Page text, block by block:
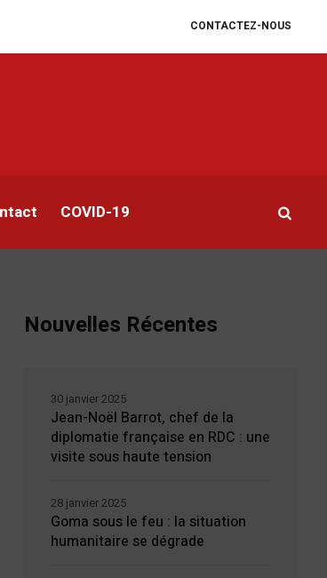
CONTACTEZ-NOUS
William Ruto convoque un sommet extraordinaire de
COVID-19
Nouvelles Récentes
Jean-Noël Barrot, chef de la
diplomatie française en RDC : une
visite sous haute tension
30 janvier 2025
Goma sous le feu : la situation
humanitaire se dégrade
28 janvier 2025